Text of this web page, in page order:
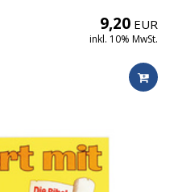
9,20 EUR
inkl. 10% MwSt.